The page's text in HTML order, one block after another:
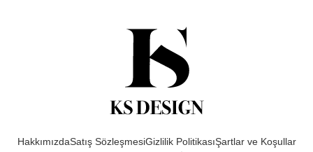
HakkımızdaSatış SözleşmesiGizlilik PolitikasıŞartlar ve Koşullar